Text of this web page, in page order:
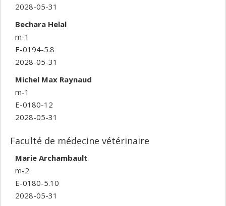
2028-05-31
Bechara Helal
m-1
E-0194-5.8
2028-05-31
Michel Max Raynaud
m-1
E-0180-12
2028-05-31
Faculté de médecine vétérinaire
Marie Archambault
m-2
E-0180-5.10
2028-05-31